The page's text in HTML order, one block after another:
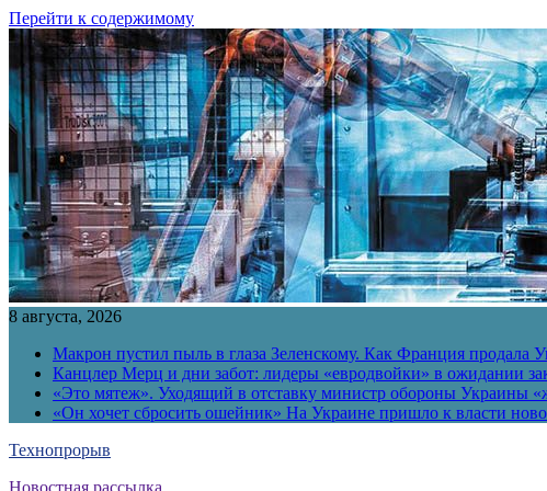
Перейти к содержимому
8 августа, 2026
Макрон пустил пыль в глаза Зеленскому. Как Франция продала
Канцлер Мерц и дни забот: лидеры «евродвойки» в ожидании
«Это мятеж». Уходящий в отставку министр обороны Украины
«Он хочет сбросить ошейник» На Украине пришло к власти
Технопрорыв
Новостная рассылка